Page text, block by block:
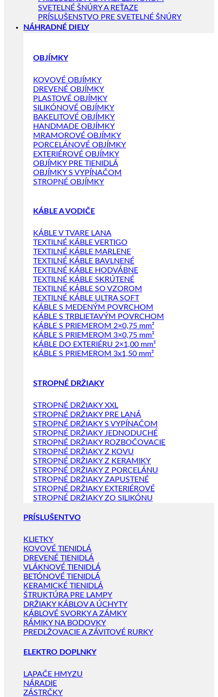
SVETELNÉ ŠNÚRY A REŤAZE
PRÍSLUŠENSTVO PRE SVETELNÉ ŠNÚRY
NÁHRADNÉ DIELY
OBJÍMKY
KOVOVÉ OBJÍMKY
DREVENÉ OBJÍMKY
PLASTOVÉ OBJÍMKY
SILIKÓNOVÉ OBJÍMKY
BAKELITOVÉ OBJÍMKY
HANDMADE OBJÍMKY
MRAMOROVÉ OBJÍMKY
PORCELÁNOVÉ OBJÍMKY
EXTERIÉROVÉ OBJÍMKY
OBJÍMKY PRE TIENIDLÁ
OBJÍMKY S VYPÍNAČOM
STROPNÉ OBJÍMKY
KÁBLE A VODIČE
KÁBLE V TVARE LANA
TEXTILNÉ KÁBLE VERTIGO
TEXTILNÉ KÁBLE MARLENE
TEXTILNÉ KÁBLE BAVLNENÉ
TEXTILNÉ KÁBLE HODVÁBNE
TEXTILNÉ KÁBLE SKRÚTENÉ
TEXTILNÉ KÁBLE SO VZOROM
TEXTILNÉ KÁBLE ULTRA SOFT
KÁBLE S MEDENÝM POVRCHOM
KÁBLE S TRBLIETAVÝM POVRCHOM
KÁBLE S PRIEMEROM 2×0,75 mm²
KÁBLE S PRIEMEROM 3×0,75 mm²
KÁBLE DO EXTERIÉRU 2×1,00 mm²
KÁBLE S PRIEMEROM 3x1,50 mm²
STROPNÉ DRŽIAKY
STROPNÉ DRŽIAKY XXL
STROPNÉ DRŽIAKY PRE LANÁ
STROPNÉ DRŽIAKY S VYPÍNAČOM
STROPNÉ DRŽIAKY JEDNODUCHÉ
STROPNÉ DRŽIAKY ROZBOČOVACIE
STROPNÉ DRŽIAKY Z KOVU
STROPNÉ DRŽIAKY Z KERAMIKY
STROPNÉ DRŽIAKY Z PORCELÁNU
STROPNÉ DRŽIAKY ZAPUSTENÉ
STROPNÉ DRŽIAKY EXTERIÉROVÉ
STROPNÉ DRŽIAKY ZO SILIKÓNU
PRÍSLUŠENTVO
KLIETKY
KOVOVÉ TIENIDLÁ
DREVENÉ TIENIDLÁ
VLÁKNOVÉ TIENIDLÁ
BETÓNOVÉ TIENIDLÁ
KERAMICKÉ TIENIDLÁ
ŠTRUKTÚRA PRE LAMPY
DRŽIAKY KÁBLOV A ÚCHYTY
KÁBLOVÉ SVORKY A ZÁMKY
RÁMIKY NA BODOVKY
PREDLŽOVACIE A ZÁVITOVÉ RURKY
ELEKTRO DOPLNKY
LAPAČE HMYZU
NÁRADIE
ZÁSTRČKY